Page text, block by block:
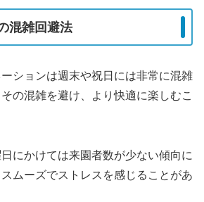
混雑回避法
ションは週末や祝日には非常に混雑
の混雑を避け、より快適に楽しむこ
にかけては来園者数が少ない傾向に
ムーズでストレスを感じることがあ